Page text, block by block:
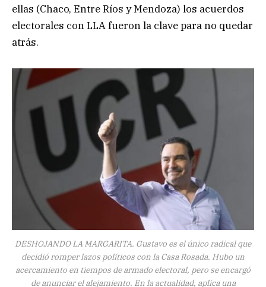
ellas (Chaco, Entre Ríos y Mendoza) los acuerdos
electorales con LLA fueron la clave para no quedar
atrás.
DESHOJANDO LA MARGARITA. Gustavo es el único radical que
decidió romper lazos políticos con la Casa Rosada. Hubo un
acercamiento en tiempos de armado electoral, pero se encargó
de anunciar el alejamiento. En la actualidad, aplica una